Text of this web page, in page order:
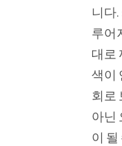
니다
루어
대로
색이
회로
아닌
이